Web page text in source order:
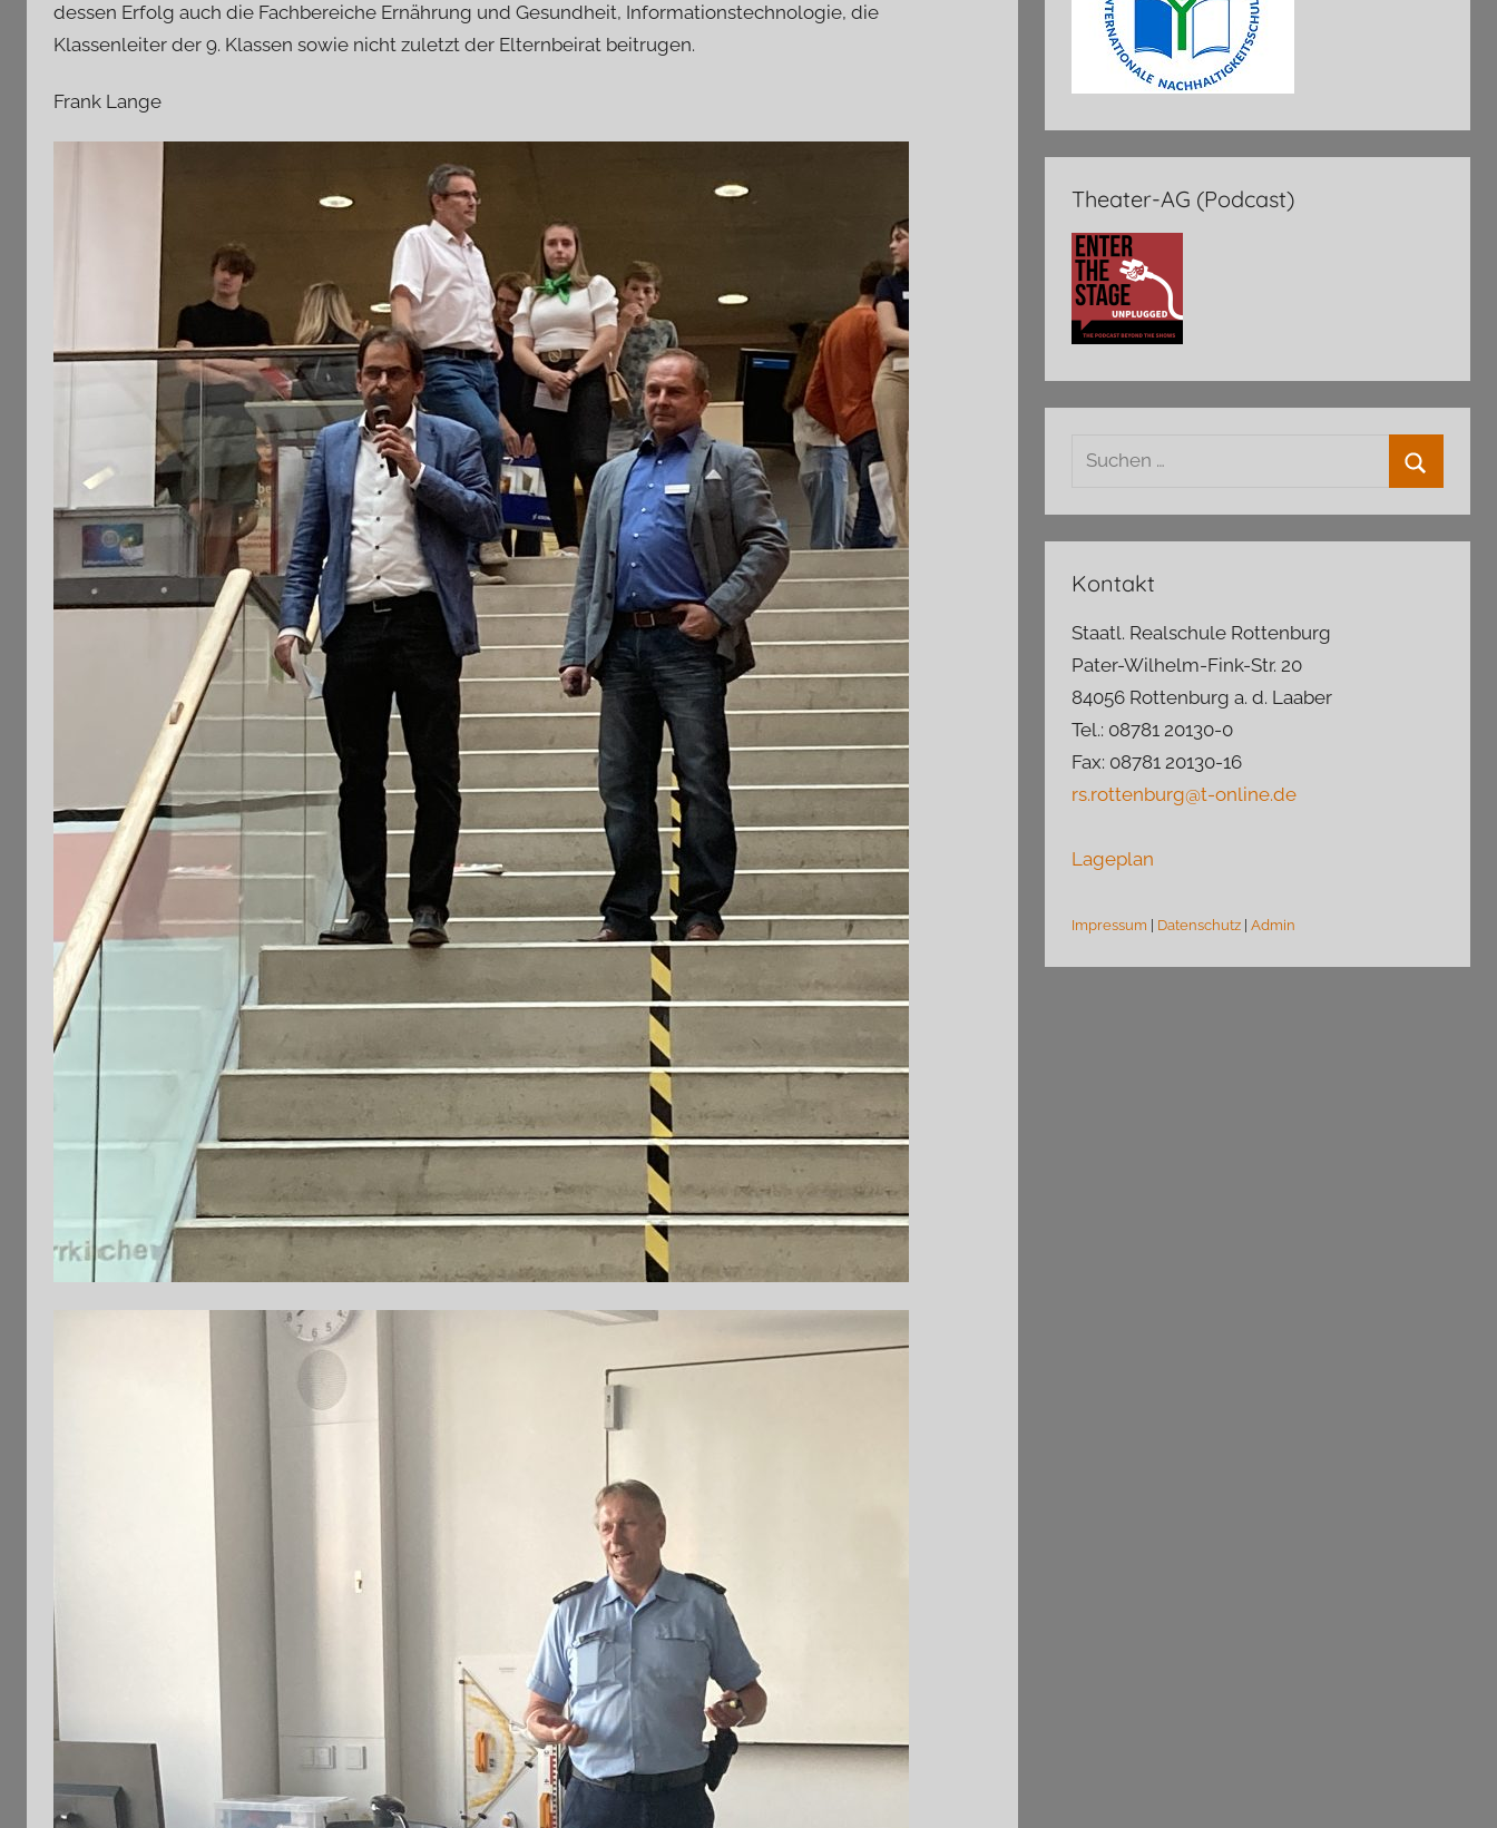
dessen Erfolg auch die Fachbereiche Ernährung und Gesundheit, Informationstechnologie, die
Klassenleiter der 9. Klassen sowie nicht zuletzt der Elternbeirat beitrugen.
Frank Lange
Theater-AG (Podcast)
Suchen
Kontakt
Staatl. Realschule Rottenburg
Pater-Wilhelm-Fink-Str. 20
84056 Rottenburg a. d. Laaber
Tel.: 08781 20130-0
Fax: 08781 20130-16
rs.rottenburg@t-online.de
Lageplan
Impressum Datenschutz |Admin